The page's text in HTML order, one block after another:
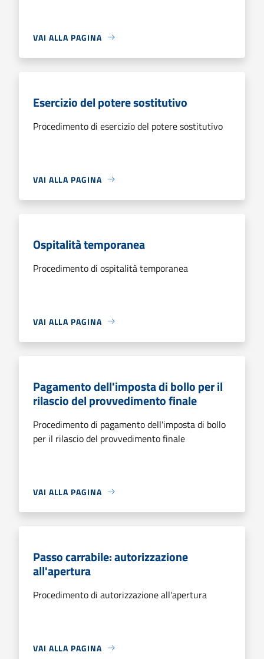
VAI ALLA PAGINA
Esercizio del potere sostitutivo
Procedimento di esercizio del potere sostitutivo
VAI ALLA PAGINA
Ospitalità temporanea
Procedimento di ospitalità temporanea
VAI ALLA PAGINA
Pagamento dell'imposta di bollo per il
rilascio del provvedimento finale
Procedimento di pagamento dell'imposta di bollo
per il rilascio del provvedimento finale
VAI ALLA PAGINA
Passo carrabile: autorizzazione
all'apertura
Procedimento di autorizzazione all'apertura
VAI ALLA PAGINA